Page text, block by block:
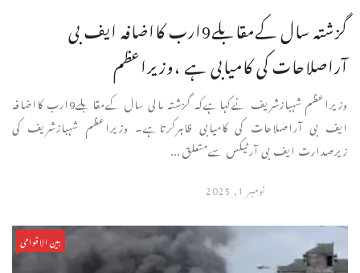
گزشتہ سال کےمقابلے9ارب کااضافہ ایف بی
آراصلاحات کی کامیابی ہے ،وزیراعظم
وزیراعظم شہبازشریف نےکہاہےکہ گزشتہ مالی سال کےمقابلے9ارب کااضافہ
ایف بی آراصلاحات کی کامیابی ظاہرکرتاہے۔ وزیراعظم شہبازشریف کی
زیرصدارت ایف بی آرٹیکس سےمتعلق ...
نومبر 1, 2025
بین الاقوامی